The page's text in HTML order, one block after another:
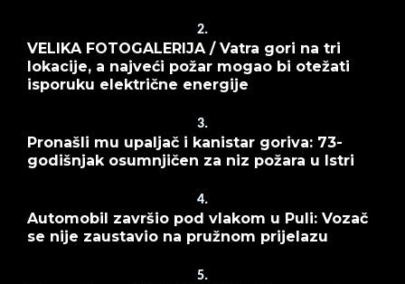
2.
VELIKA FOTOGALERIJA / Vatra gori na tri
lokacije, a najveći požar mogao bi otežati
isporuku električne energije
3.
Pronašli mu upaljač i kanistar goriva: 73-
godišnjak osumnjičen za niz požara u Istri
4.
Automobil završio pod vlakom u Puli: Vozač
se nije zaustavio na pružnom prijelazu
5.